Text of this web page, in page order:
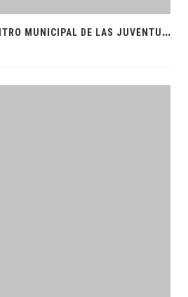
C
ECI INAUGURA EL CENTRO MUNICIPAL DE LAS JUVENTUDES